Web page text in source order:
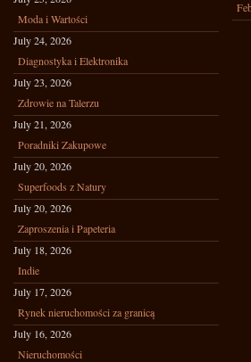
Moda i Wartości
July 24, 2026
Diagnostyka i Elektronika
July 23, 2026
Zdrowie na Talerzu
July 21, 2026
Poradniki Zakupowe
July 20, 2026
Superfoods z Natury
July 20, 2026
Zaproszenia i Papeteria
July 18, 2026
Indie
July 17, 2026
Rynek nieruchomości za granicą
July 16, 2026
Nieruchomości